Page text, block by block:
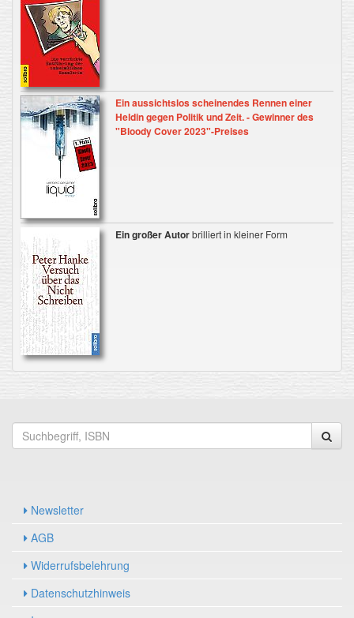
Ein aussichtslos scheinendes Rennen einer
Heldin gegen Politik und Zeit. - Gewinner des
"Bloody Cover 2023"-Preises
Ein großer Autorbrilliert in kleiner Form
Newsletter
AGB
Widerrufsbelehrung
Datenschutzhinweis